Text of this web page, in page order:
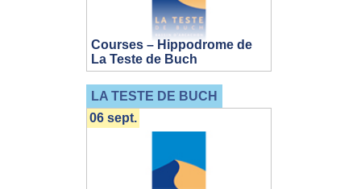
Courses – Hippodrome de
La Teste de Buch
LA TESTE DE BUCH
06 sept.